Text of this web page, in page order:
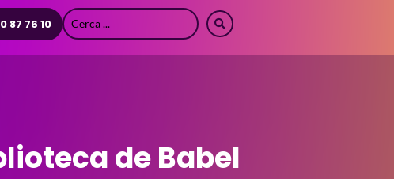
87 76 10
de Babel